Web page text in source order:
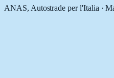
ANAS, Autostrade per l'Italia ·